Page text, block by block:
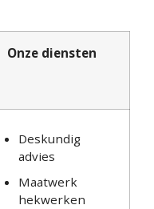
Onze diensten
Deskundig
advies
Maatwerk
hekwerken